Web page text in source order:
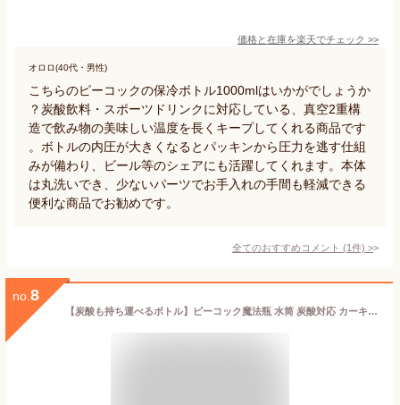
価格と在庫を楽天でチェック >>
オロロ(40代・男性)
こちらのピーコックの保冷ボトル1000mlはいかがでしょうか
？炭酸飲料・スポーツドリンクに対応している、真空2重構
造で飲み物の美味しい温度を長くキープしてくれる商品です
。ボトルの内圧が大きくなるとパッキンから圧力を逃す仕組
みが備わり、ビール等のシェアにも活躍してくれます。本体
は丸洗いでき、少ないパーツでお手入れの手間も軽減できる
便利な商品でお勧めです。
全てのおすすめコメント (1件) >
no. 8
【炭酸も持ち運べるボトル】ピーコック魔法瓶 水筒 炭酸対応 カーキ 1L 保冷 炭酸 直飲み スポーツ 持ち手 魔法瓶 AJL-R100 K